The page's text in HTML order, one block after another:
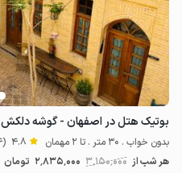
بوتیک هتل در اصفهان - گوشه دلکش
بدون خواب . 30 متر . تا 2 مهمان 4.8 (14 نظر)
هر شب از 3٬150٬000 2٬835٬000 تومان